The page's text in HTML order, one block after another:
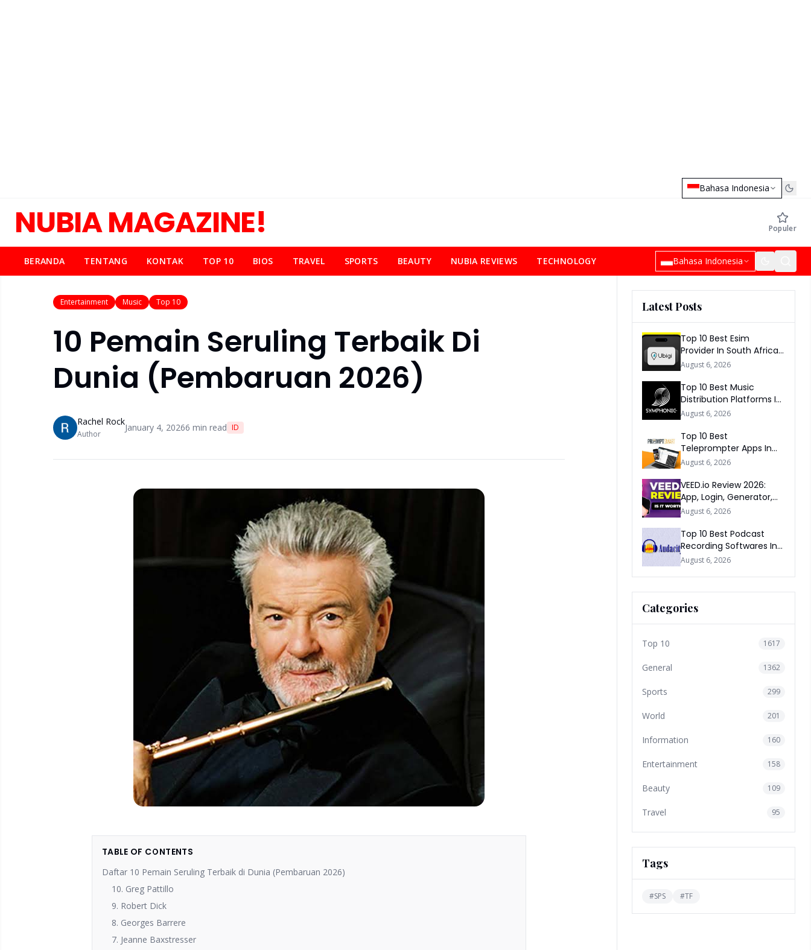
Bahasa Indonesia
NUBIA MAGAZINE! Populer
BERANDA TENTANG KONTAK TOP 10 BIOS TRAVEL SPORTS BEAUTY NUBIA REVIEWS TECHNOLOGY Bahasa Indonesia
Entertainment Music Top 10
10 Pemain Seruling Terbaik Di
Dunia (Pembaruan 2026)
Rachel Rock
Author
January 4, 20266 min read ID
TABLE OF CONTENTS
Daftar 10 Pemain Seruling Terbaik di Dunia (Pembaruan 2026)
10. Greg Pattillo
9. Robert Dick
8. Georges Barrere
7. Jeanne Baxstresser
Latest Posts
Top 10 Best Esim
Provider In South Africa
2026
August 6, 2026
Top 10 Best Music
Distribution Platforms In
The World 2026
August 6, 2026
Top 10 Best
Teleprompter Apps In
2026
August 6, 2026
VEED.io Review 2026:
App, Login, Generator,
Download, AI & FAQs
August 6, 2026
Top 10 Best Podcast
Recording Softwares In
2026
August 6, 2026
Categories
Top 10 1617
General 1362
Sports 299
World 201
Information 160
Entertainment 158
Beauty 109
Travel 95
Tags
#SPS #TF